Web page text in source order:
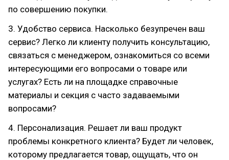
по совершению покупки.
3. Удобство сервиса. Насколько безупречен ваш
сервис? Легко ли клиенту получить консультацию,
связаться с менеджером, ознакомиться со всеми
интересующими его вопросами о товаре или
услугах? Есть ли на площадке справочные
материалы и секция с часто задаваемыми
вопросами?
4. Персонализация. Решает ли ваш продукт
проблемы конкретного клиента? Будет ли человек,
которому предлагается товар, ощущать, что он